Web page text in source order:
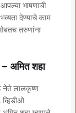
भाषणाची
देण्याचे काम
तरुणांना
अमित शहा
नेते लालकृष्ण
व्हिडीओ